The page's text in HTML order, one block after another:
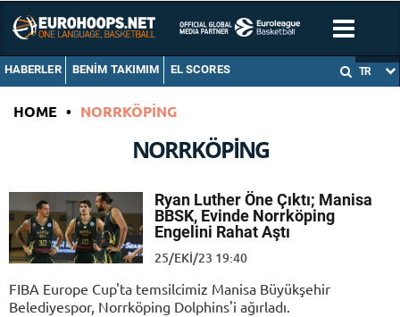
HABERLER BENIM TAKIMIM EL SCORES TR
HOME • NORRKÖPING
NORRKÖPING
Ryan Luther Öne Çıktı; Manisa
BBSK, Evinde Norrköping
Engelini Rahat Aştı
25/EKI/23 19:40
FIBA Europe Cup'ta temsilcimiz Manisa Büyükşehir
Belediyespor, Norrköping Dolphins'i ağırladı.